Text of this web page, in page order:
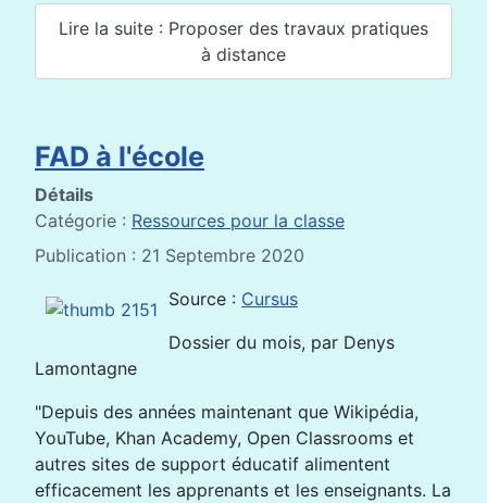
Lire la suite : Proposer des travaux pratiques
à distance
FAD à l'école
Détails
Catégorie : Ressources pour la classe
Publication : 21 Septembre 2020
Source : Cursus
Dossier du mois, par Denys
Lamontagne
"Depuis des années maintenant que Wikipédia,
YouTube, Khan Academy, Open Classrooms et
autres sites de support éducatif alimentent
efficacement les apprenants et les enseignants. La